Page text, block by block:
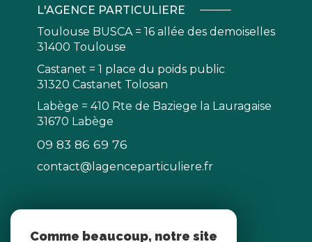
L'AGENCE PARTICULIERE
Toulouse BUSCA = 16 allée des demoiselles
31400 Toulouse
Castanet = 1 place du poids public
31320 Castanet Tolosan
Labège = 410 Rte de Baziege la Lauragaise
31670 Labège
09 83 86 69 76
contact@lagenceparticuliere.fr
Comme beaucoup, notre site